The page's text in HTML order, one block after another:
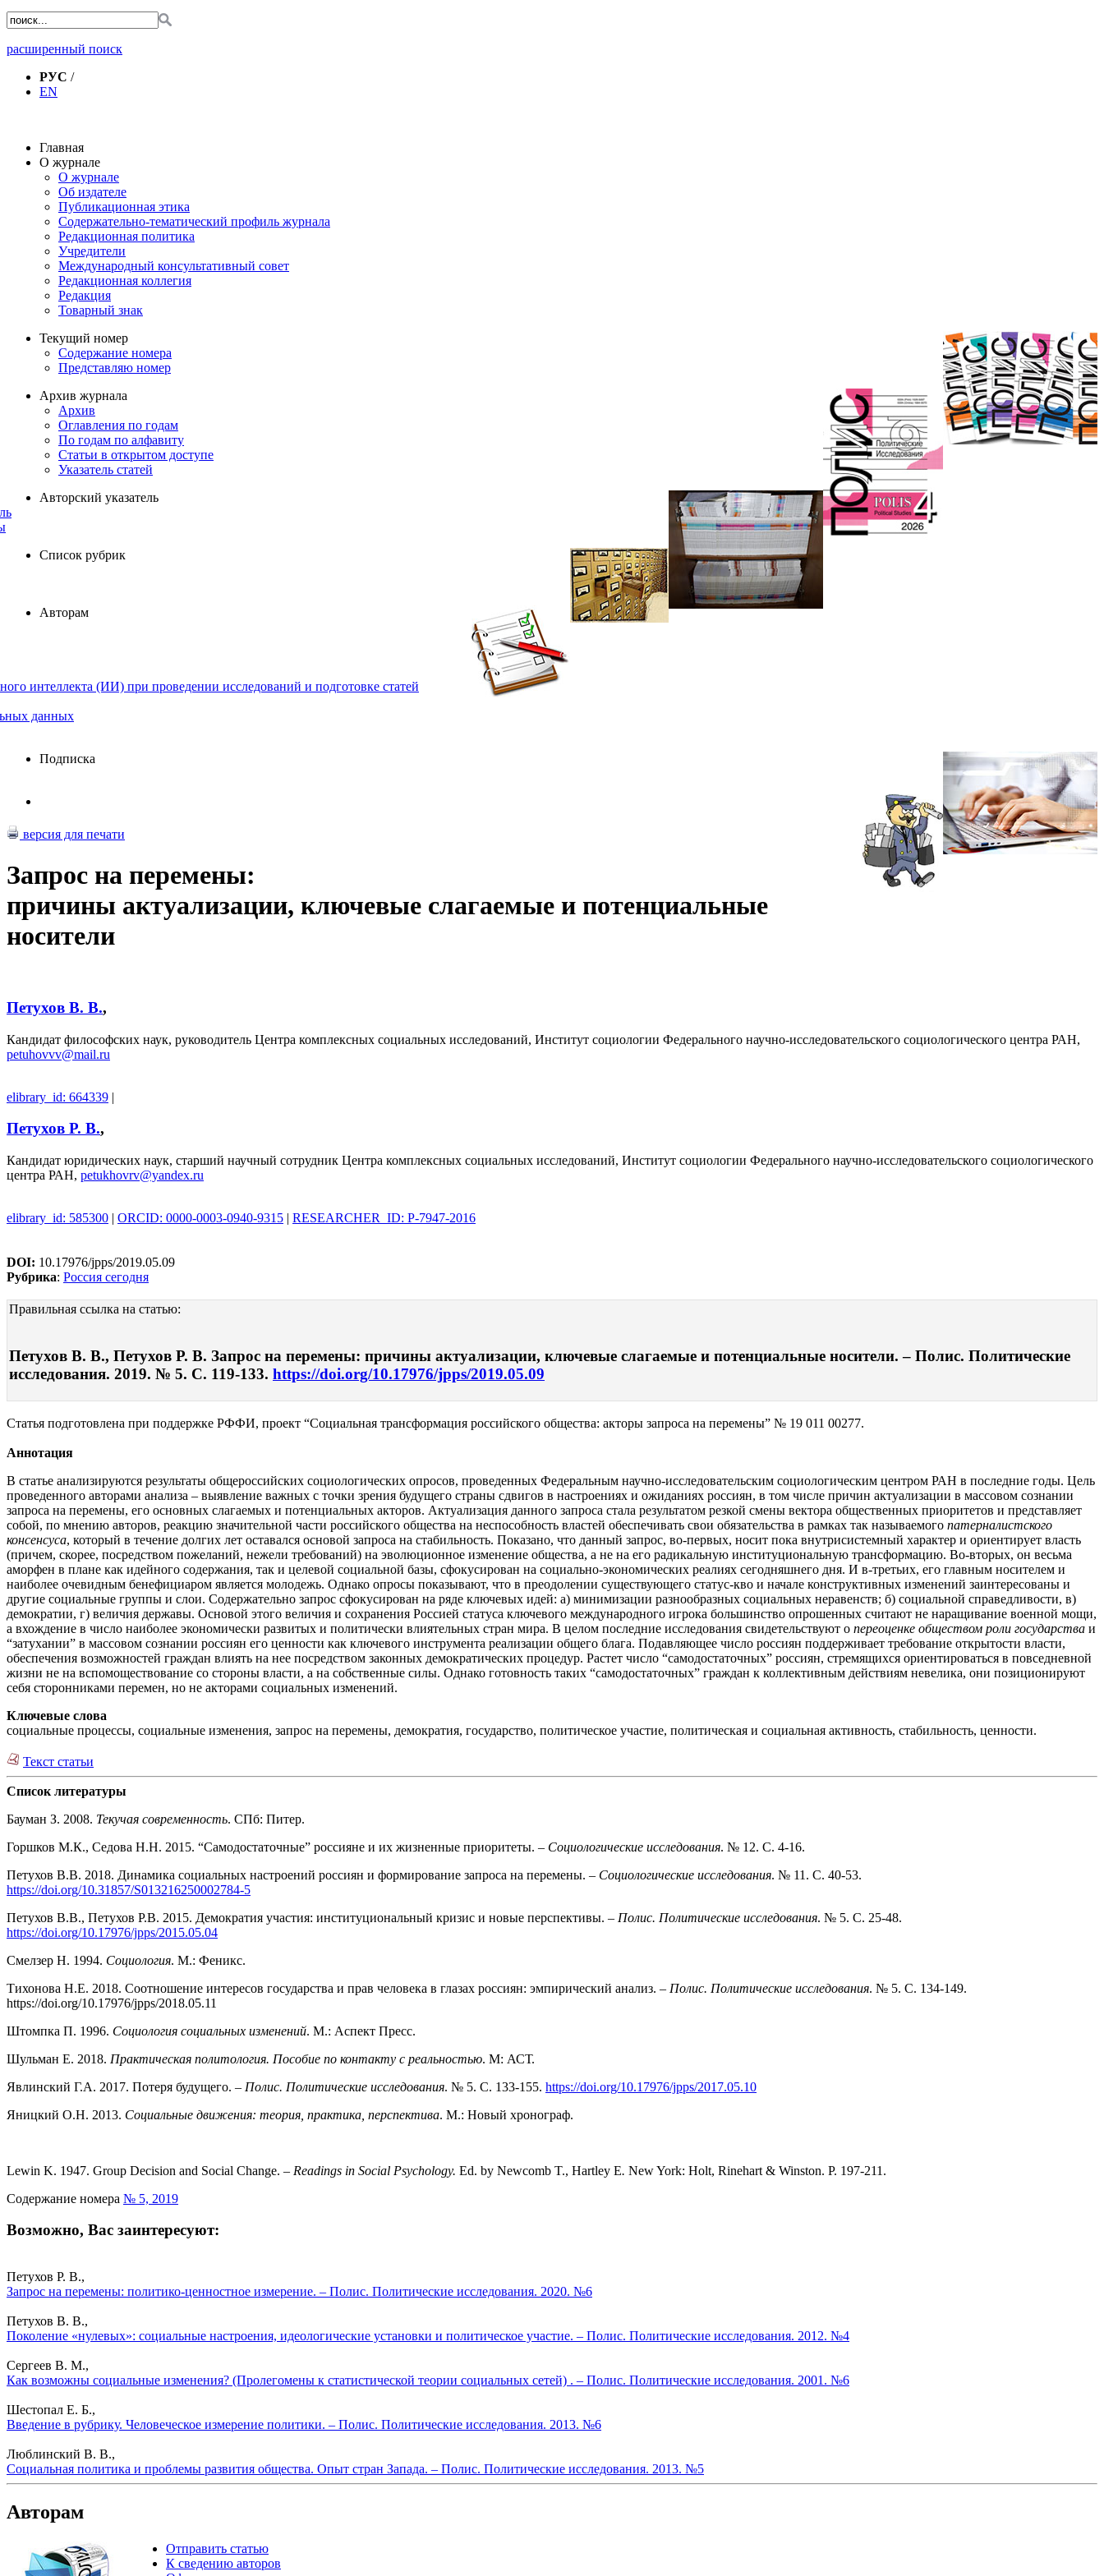
расширенный поиск
РУС /
EN
Главная
О журнале
О журнале
Об издателе
Публикационная этика
Содержательно-тематический профиль журнала
Редакционная политика
Учредители
Международный консультативный совет
Редакционная коллегия
Редакция
Товарный знак
Текущий номер
Содержание номера
Представляю номер
Архив журнала
Архив
Оглавления по годам
По годам по алфавиту
Статьи в открытом доступе
Указатель статей
Авторский указатель
Список рубрик
Авторам
интеллекта (ИИ) при проведении исследований и подготовке статей
данных
Подписка
версия для печати
Запрос на перемены:
причины актуализации, ключевые слагаемые и потенциальные
носители
Петухов В. В.,
Кандидат философских наук, руководитель Центра комплексных социальных исследований, Институт социологии Федерального научно-исследовательского социологического центра РАН,
petuhovvv@mail.ru
elibrary_id: 664339 |
Петухов Р. В.,
Кандидат юридических наук, старший научный сотрудник Центра комплексных социальных исследований, Институт социологии Федерального научно-исследовательского социологического
центра РАН, petukhovrv@yandex.ru
elibrary_id: 585300 | ORCID: 0000-0003-0940-9315 | RESEARCHER_ID: P-7947-2016
DOI: 10.17976/jpps/2019.05.09
Рубрика: Россия сегодня
Правильная ссылка на статью:
Петухов В. В., Петухов Р. В. Запрос на перемены: причины актуализации, ключевые слагаемые и потенциальные носители. – Полис. Политические
исследования. 2019. № 5. С. 119-133. https://doi.org/10.17976/jpps/2019.05.09
Статья подготовлена при поддержке РФФИ, проект “Социальная трансформация российского общества: акторы запроса на перемены” № 19 011 00277.
Аннотация
В статье анализируются результаты общероссийских социологических опросов, проведенных Федеральным научно-исследовательским социологическим центром РАН в последние годы. Цель
проведенного авторами анализа – выявление важных с точки зрения будущего страны сдвигов в настроениях и ожиданиях россиян, в том числе причин актуализации в массовом сознании
запроса на перемены, его основных слагаемых и потенциальных акторов. Актуализация данного запроса стала результатом резкой смены вектора общественных приоритетов и представляет
собой, по мнению авторов, реакцию значительной части российского общества на неспособность властей обеспечивать свои обязательства в рамках так называемого патерналистского
консенсуса, который в течение долгих лет оставался основой запроса на стабильность. Показано, что данный запрос, во-первых, носит пока внутрисистемный характер и ориентирует власть
(причем, скорее, посредством пожеланий, нежели требований) на эволюционное изменение общества, а не на его радикальную институциональную трансформацию. Во-вторых, он весьма
аморфен в плане как идейного содержания, так и целевой социальной базы, сфокусирован на социально-экономических реалиях сегодняшнего дня. И в-третьих, его главным носителем и
наиболее очевидным бенефициаром является молодежь. Однако опросы показывают, что в преодолении существующего статус-кво и начале конструктивных изменений заинтересованы и
другие социальные группы и слои. Содержательно запрос сфокусирован на ряде ключевых идей: а) минимизации разнообразных социальных неравенств; б) социальной справедливости, в)
демократии, г) величия державы. Основой этого величия и сохранения Россией статуса ключевого международного игрока большинство опрошенных считают не наращивание военной мощи,
а вхождение в число наиболее экономически развитых и политически влиятельных стран мира. В целом последние исследования свидетельствуют о переоценке обществом роли государства и
“затухании” в массовом сознании россиян его ценности как ключевого инструмента реализации общего блага. Подавляющее число россиян поддерживает требование открытости власти,
обеспечения возможностей граждан влиять на нее посредством законных демократических процедур. Растет число “самодостаточных” россиян, стремящихся ориентироваться в повседневной
жизни не на вспомоществование со стороны власти, а на собственные силы. Однако готовность таких “самодостаточных” граждан к коллективным действиям невелика, они позиционируют
себя сторонниками перемен, но не акторами социальных изменений.
Ключевые слова
социальные процессы, социальные изменения, запрос на перемены, демократия, государство, политическое участие, политическая и социальная активность, стабильность, ценности.
Текст статьи
Список литературы
Бауман З. 2008. Текучая современность. СПб: Питер.
Горшков М.К., Седова Н.Н. 2015. “Самодостаточные” россияне и их жизненные приоритеты. – Социологические исследования. № 12. С. 4-16.
Петухов В.В. 2018. Динамика социальных настроений россиян и формирование запроса на переме­ны. – Социологические исследования. № 11. С. 40-53.
https://doi.org/10.31857/S013216250002784-5
Петухов В.В., Петухов Р.В. 2015. Демократия участия: институциональный кризис и новые перспек­тивы. – Полис. Политические исследования. № 5. С. 25-48.
https://doi.org/10.17976/jpps/2015.05.04
Смелзер Н. 1994. Социология. М.: Феникс.
Тихонова Н.Е. 2018. Соотношение интересов государства и прав человека в глазах россиян: эмпири­ческий анализ. – Полис. Политические исследования. № 5. С. 134-149.
https://doi.org/10.17976/jpps/2018.05.11
Штомпка П. 1996. Социология социальных изменений. М.: Аспект Пресс.
Шульман Е. 2018. Практическая политология. Пособие по контакту с реальностью. М: АСТ.
Явлинский Г.А. 2017. Потеря будущего. – Полис. Политические исследования. № 5. С. 133-155. https://doi.org/10.17976/jpps/2017.05.10
Яницкий О.Н. 2013. Социальные движения: теория, практика, перспектива. М.: Новый хронограф.
Lewin K. 1947. Group Decision and Social Change. – Readings in Social Psychology. Ed. by Newcomb T., Hartley E. New York: Holt, Rinehart & Winston. P. 197-211.
Содержание номера № 5, 2019
Возможно, Вас заинтересуют:
Петухов Р. В.,
Запрос на перемены: политико-ценностное измерение. – Полис. Политические исследования. 2020. №6
Петухов В. В.,
Поколение «нулевых»: социальные настроения, идеологические установки и политическое участие. – Полис. Политические исследования. 2012. №4
Сергеев В. М.,
Как возможны социальные изменения? (Пролегомены к статистической теории социальных сетей) . – Полис. Политические исследования. 2001. №6
Шестопал Е. Б.,
Введение в рубрику. Человеческое измерение политики. – Полис. Политические исследования. 2013. №6
Люблинский В. В.,
Социальная политика и проблемы развития общества. Опыт стран Запада. – Полис. Политические исследования. 2013. №5
Авторам
Отправить статью
К сведению авторов